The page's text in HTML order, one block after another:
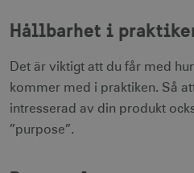
Hållbarhet i
Det är viktigt att du får med
kommer med i praktiken. Så
intresserad av din produkt
”purpose”.